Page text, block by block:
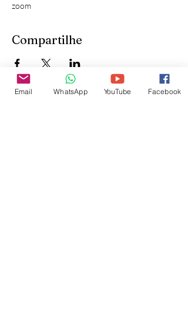
zoom
Compartilhe
Email WhatsApp YouTube Facebook